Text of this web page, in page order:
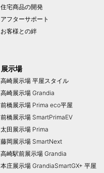
住宅商品の開発
アフターサポート
お客様との絆
展示場
高崎展示場 平屋スタイル
高崎展示場 Grandia
前橋展示場 Prima eco平屋
前橋展示場 SmartPrimaEV
太田展示場 Prima
藤岡展示場 SmartNext
高崎駅前展示場 Grandia
本庄展示場 GrandiaSmartGX+ 平屋